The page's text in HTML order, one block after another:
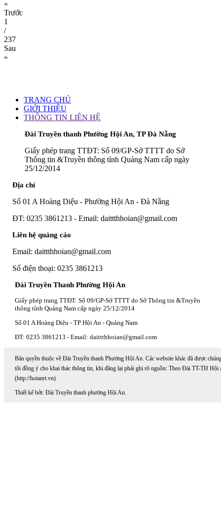
«
Trước
1
/
237
Sau
»
TRANG CHỦ
GIỚI THIỆU
THÔNG TIN LIÊN HỆ
Đài Truyền thanh Phường Hội An, TP Đà Nẵng
Giấy phép trang TTĐT: Số 09/GP-Sở TTTT do Sở
Thông tin &Truyền thông tỉnh Quảng Nam cấp ngày
25/12/2014
Địa chỉ
Số 01 A Hoàng Diệu - Phường Hội An - Đà Nẵng
ĐT: 0235 3861213 - Email: daittthhoian@gmail.com
Liên hệ quảng cáo
Email: daittthhoian@gmail.com
Số điện thoại: 0235 3861213
Đài Truyền Thanh Phường Hội An
Giấy phép trang TTĐT: Số 09/GP-Sở TTTT do Sở Thông tin &Truyền
thông tỉnh Quảng Nam cấp ngày 25/12/2014
Số 01 A Hoàng Diệu - TP Hội An - Quảng Nam
ĐT: 0235 3861213 - Email: daittthhoian@gmail.com
Bản quyền thuộc về Đài Truyền thanh Phường Hội An. Các website khác đã được
tôi đồng ý cho khai thác thông tin, khi đăng lại phải ghi rõ nguồn: Theo Đài TT-TH Hội
(http://hoianrt.vn)
Thiết kế bởi: Đài Truyền thanh phường Hội An.